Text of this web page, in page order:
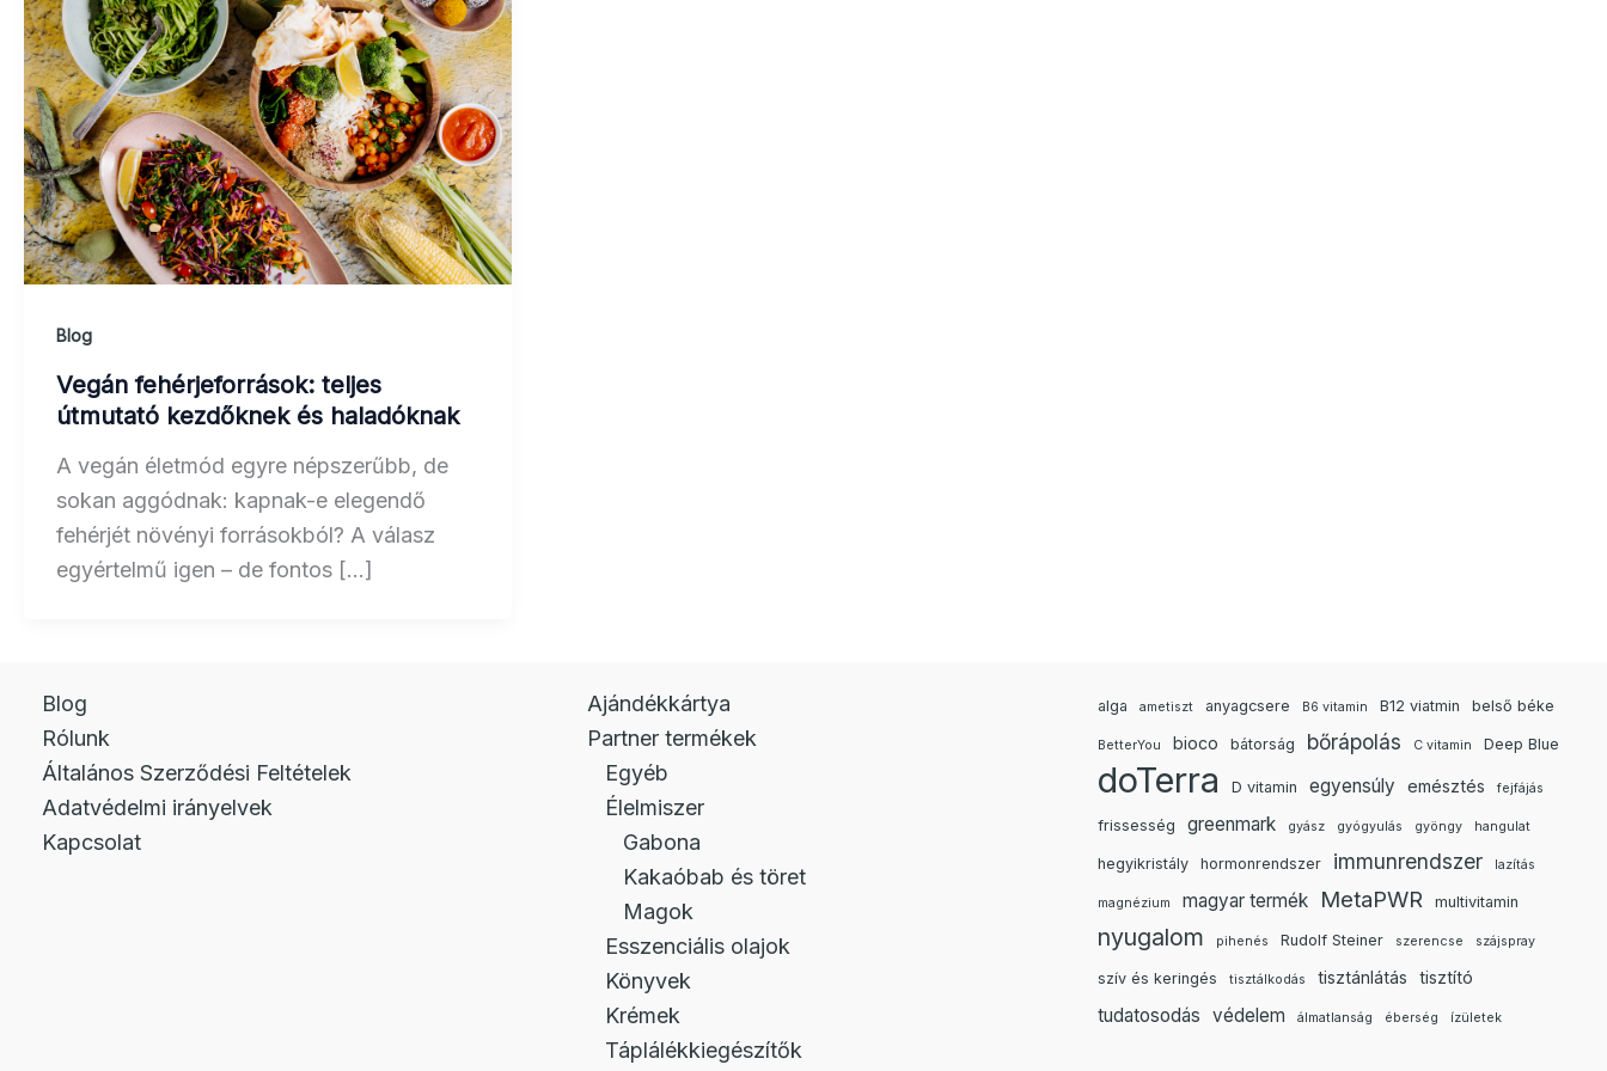
Blog
Vegán fehérjeforrások: teljes
útmutató kezdőknek és haladóknak
A vegán életmód egyre népszerűbb, de
sokan aggódnak: kapnak-e elegendő
fehérjét növényi forrásokból? A válasz
egyértelmű igen – de fontos […]
Blog
Rólunk
Általános Szerződési Feltételek
Adatvédelmi irányelvek
Kapcsolat
Ajándékkártya
Partner termékek
Egyéb
Élelmiszer
Gabona
Kakaóbab és töret
Magok
Esszenciális olajok
Könyvek
Krémek
Táplálékkiegészítők
alga ametiszt anyagcsere B6 vitamin B12 viatmin belső béke
BetterYou bioco bátorság bőrápolás C vitamin Deep Blue
doTerra D vitamin egyensúly emésztés fejfájás
frissesség greenmark gyász gyógyulás gyöngy hangulat
hegyikristály hormonrendszer immunrendszer lazítás
magnézium magyar termék MetaPWR multivitamin
nyugalom pihenés Rudolf Steiner szerencse szájspray
szív és keringés tisztálkodás tisztánlátás tisztító
tudatosodás védelem álmatlanság éberség ízületek